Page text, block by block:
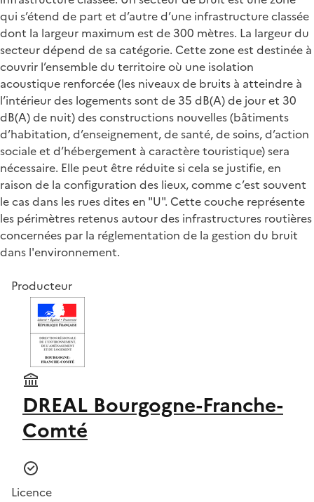
qui s’étend de part et d’autre d’une infrastructure classée
dont la largeur maximum est de 300 mètres. La largeur du
secteur dépend de sa catégorie. Cette zone est destinée à
couvrir l’ensemble du territoire où une isolation
acoustique renforcée (les niveaux de bruits à atteindre à
l’intérieur des logements sont de 35 dB(A) de jour et 30
dB(A) de nuit) des constructions nouvelles (bâtiments
d’habitation, d’enseignement, de santé, de soins, d’action
sociale et d’hébergement à caractère touristique) sera
nécessaire. Elle peut être réduite si cela se justifie, en
raison de la configuration des lieux, comme c’est souvent
le cas dans les rues dites en "U". Cette couche représente
les périmètres retenus autour des infrastructures routières
concernées par la réglementation de la gestion du bruit
dans l'environnement.
Producteur
DREAL Bourgogne-Franche-
Comté
Licence